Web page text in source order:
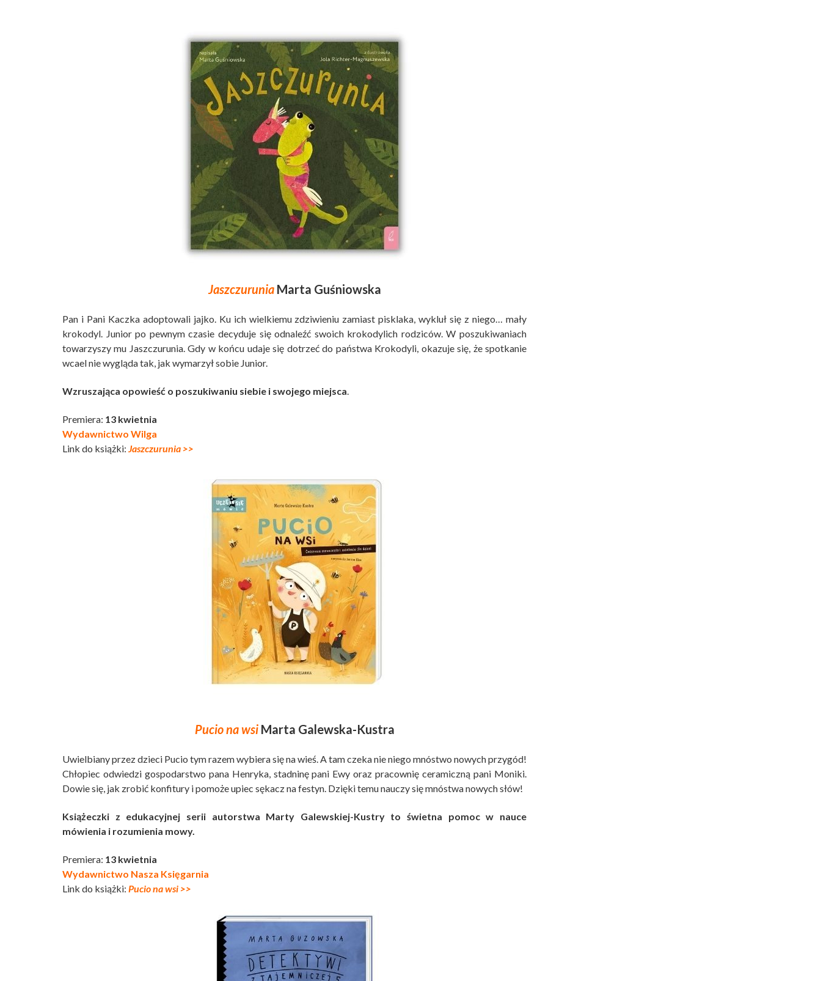
Jaszczurunia Marta Guśniowska
Pan i Pani Kaczka adoptowali jajko. Ku ich wielkiemu zdziwieniu zamiast pisklaka, wykluł się z niego… mały
krokodyl. Junior po pewnym czasie decyduje się odnaleźć swoich krokodylich rodziców. W poszukiwaniach
towarzyszy mu Jaszczurunia. Gdy w końcu udaje się dotrzeć do państwa Krokodyli, okazuje się, że spotkanie
wcael nie wygląda tak, jak wymarzył sobie Junior.
Wzruszająca opowieść o poszukiwaniu siebie i swojego miejsca.
Premiera: 13 kwietnia
Wydawnictwo Wilga
Link do książki: Jaszczurunia >>
Pucio na wsiMarta Galewska-Kustra
Uwielbiany przez dzieci Pucio tym razem wybiera się na wieś. A tam czeka nie niego mnóstwo nowych przygód!
Chłopiec odwiedzi gospodarstwo pana Henryka, stadninę pani Ewy oraz pracownię ceramiczną pani Moniki.
Dowie się, jak zrobić konfitury i pomoże upiec sękacz na festyn. Dzięki temu nauczy się mnóstwa nowych słów!
Książeczki z edukacyjnej serii autorstwa Marty Galewskiej-Kustry to świetna pomoc w nauce
mówienia i rozumienia mowy.
Premiera: 13 kwietnia
Wydawnictwo Nasza Księgarnia
Link do książki: Pucio na wsi >>